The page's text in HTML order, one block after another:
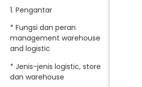
1. Pengantar
* Fungsi dan peran
management warehouse
and logistic
* Jenis-jenis logistic, store
dan warehouse